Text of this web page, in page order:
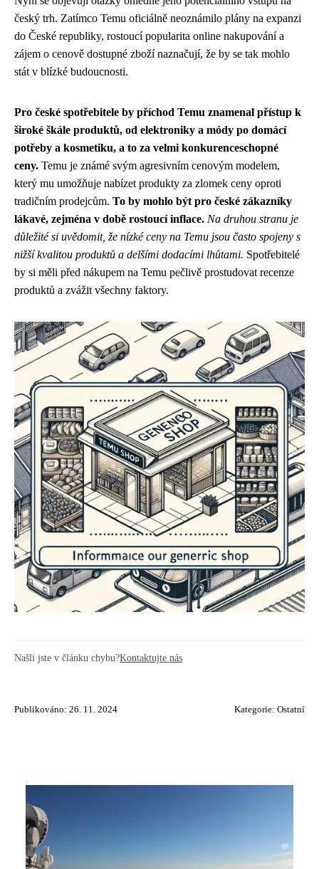
český trh. Zatímco Temu oficiálně neoznámilo plány na expanzi
do České republiky, rostoucí popularita online nakupování a
zájem o cenově dostupné zboží naznačují, že by se tak mohlo
stát v blízké budoucnosti.
Pro české spotřebitele by příchod Temu znamenal přístup k
široké škále produktů, od elektroniky a módy po domácí
potřeby a kosmetiku, a to za velmi konkurenceschopné
ceny. Temu je známé svým agresivním cenovým modelem,
který mu umožňuje nabízet produkty za zlomek ceny oproti
tradičním prodejcům. To by mohlo být pro české zákazníky
lákavé, zejména v době rostoucí inflace. Na druhou stranu je
důležité si uvědomit, že nízké ceny na Temu jsou často spojeny s
nižší kvalitou produktů a delšími dodacími lhůtami. Spotřebitelé
by si měli před nákupem na Temu pečlivě prostudovat recenze
produktů a zvážit všechny faktory.
Našli jste v článku chybu?Kontaktujte nás
Publikováno: 26. 11. 2024 Kategorie: Ostatní